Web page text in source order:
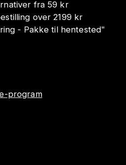
fra 59 kr
over 2199 kr
- Pakke til hentested"
program